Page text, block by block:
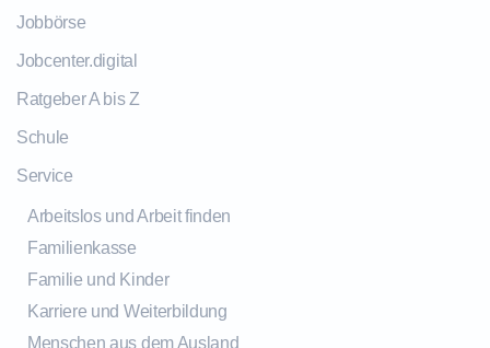
Jobbörse
Jobcenter.digital
Ratgeber A bis Z
Schule
Service
Arbeitslos und Arbeit finden
Familienkasse
Familie und Kinder
Karriere und Weiterbildung
Menschen aus dem Ausland